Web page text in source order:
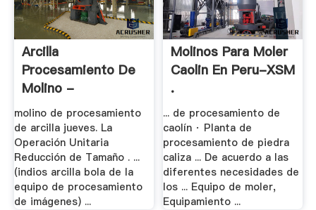
Arcilla
Procesamiento De
Molino -
Ricohelado.es
molino de procesamiento
de arcilla jueves. La
Operación Unitaria
Reducción de Tamaño . ...
(indios arcilla bola de la
equipo de procesamiento
de imágenes) ...
Molinos Para Moler
Caolin En Peru-XSM
.
... de procesamiento de
caolín · Planta de
procesamiento de piedra
caliza ... De acuerdo a las
diferentes necesidades de
los ... Equipo de moler,
Equipamiento ...